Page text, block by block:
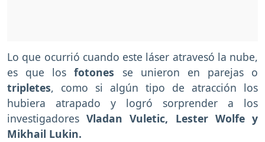
Lo que ocurrió cuando este láser atravesó la nube,
es que losfotones se unieron en parejas o
tripletes, como si algún tipo de atracción los
hubiera atrapado y logró sorprender a los
investigadoresVladan Vuletic, Lester Wolfe y
Mikhail Lukin.